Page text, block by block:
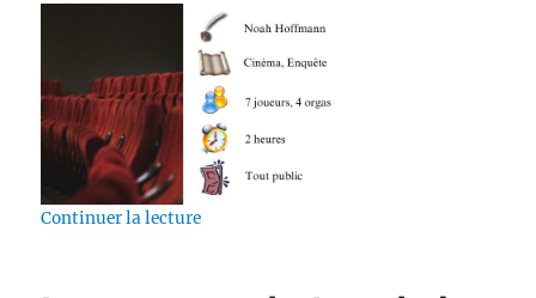
Continuer la lecturede « 21e soirée des Césars »